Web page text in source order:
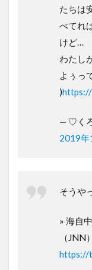
たちは
べてれ
けど…
わたし
よぅっ
)
— ♡く
2019年
そうや
» 海自
（JNN
https://